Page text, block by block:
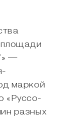
площади
—
маркой
«Руссо-
разных